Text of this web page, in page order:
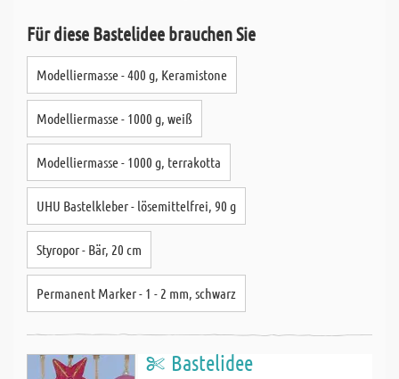
Für diese Bastelidee brauchen Sie
Modelliermasse - 400 g, Keramistone
Modelliermasse - 1000 g, weiß
Modelliermasse - 1000 g, terrakotta
UHU Bastelkleber - lösemittelfrei, 90 g
Styropor - Bär, 20 cm
Permanent Marker - 1 - 2 mm, schwarz
Bastelidee